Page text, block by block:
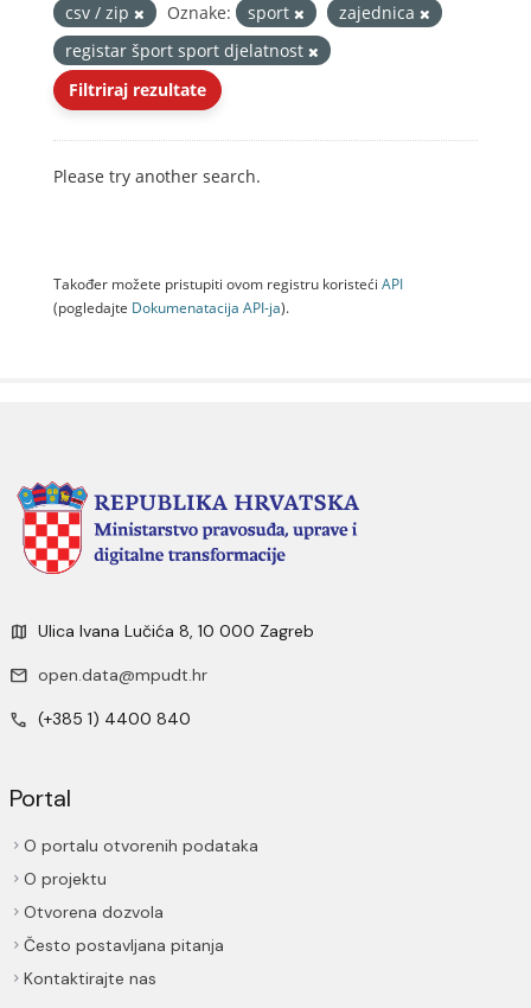
csv / zip
Oznake: sport
zajednica
registar šport sport djelatnost
Filtriraj rezultate
Please try another search.
Također možete pristupiti ovom registru koristeći API
(pogledajte Dokumenаtаcijа API-jа).